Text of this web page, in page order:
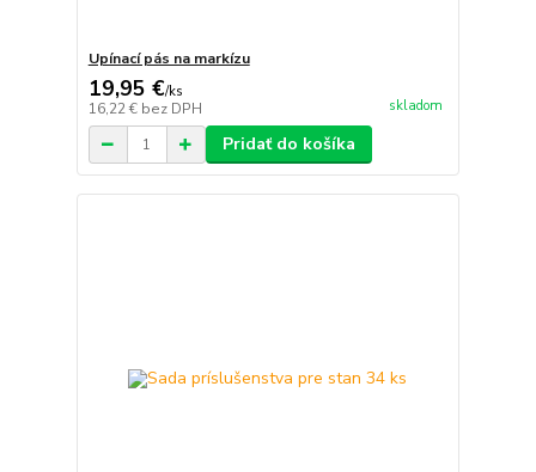
Upínací pás na markízu
19,95 €/ks
16,22 € bez DPH skladom
Pridať do košíka